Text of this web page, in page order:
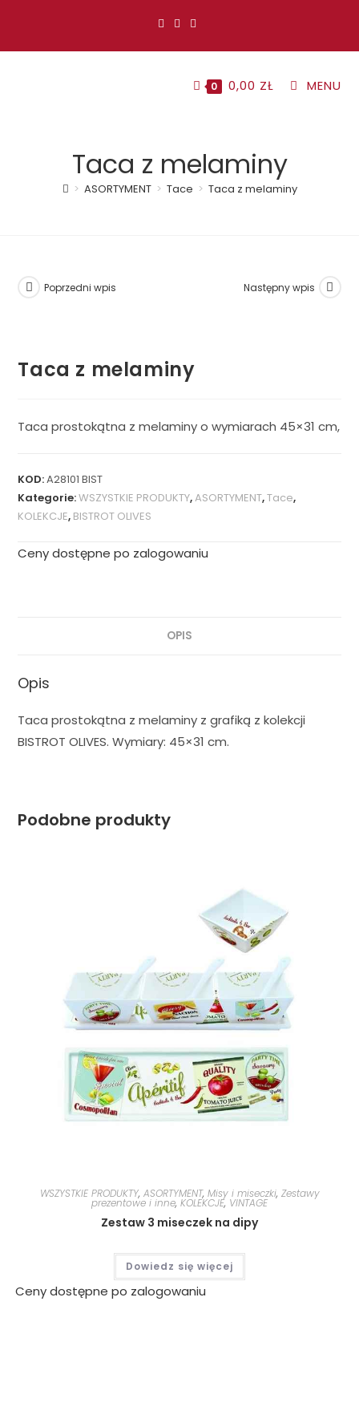
0 0,00 ZŁ MENU
Taca z melaminy
> ASORTYMENT > Tace > Taca z melaminy
Poprzedni wpis Następny wpis
Taca z melaminy
Taca prostokątna z melaminy o wymiarach 45×31 cm,
KOD:A28101 BIST
Kategorie:WSZYSTKIE PRODUKTY,ASORTYMENT,Tace,
KOLEKCJE, BISTROT OLIVES
Ceny dostępne po zalogowaniu
OPIS
Opis
Taca prostokątna z melaminy z grafiką z kolekcji
BISTROT OLIVES. Wymiary: 45×31 cm.
Podobne produkty
WSZYSTKIE PRODUKTY, ASORTYMENT, Misy i miseczki, Zestawy
prezentowe i inne, KOLEKCJE, VINTAGE
Zestaw 3 miseczek na dipy
Dowiedz się więcej
Ceny dostępne po zalogowaniu